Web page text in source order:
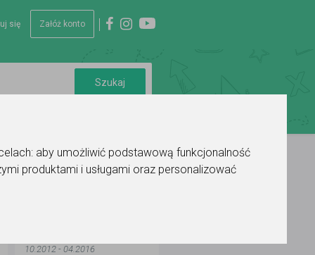
aby umożliwić podstawową funkcjonalność
produktami i usługami oraz personalizować
się Załóż konto
10.2012 - 04.2016